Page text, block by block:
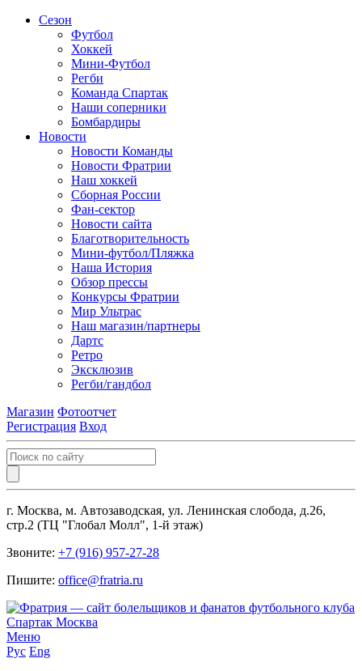
Сезон
Футбол
Хоккей
Мини-Футбол
Регби
Команда Спартак
Наши соперники
Бомбардиры
Новости
Новости Команды
Новости Фратрии
Наш хоккей
Сборная России
Фан-cектор
Новости сайта
Благотворительность
Мини-футбол/Пляжка
Наша История
Обзор прессы
Конкурсы Фратрии
Мир Ультрас
Наш магазин/партнеры
Дартс
Ретро
Эксклюзив
Регби/гандбол
Магазин Фотоотчет
Регистрация Вход
г. Москва, м. Автозаводская, ул. Ленинская слобода, д.26,
стр.2 (ТЦ "Глобал Молл", 1-й этаж)
Звоните: +7 (916) 957-27-28
Пишите: office@fratria.ru
Меню
Рус Eng